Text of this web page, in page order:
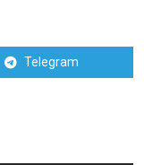
Telegram